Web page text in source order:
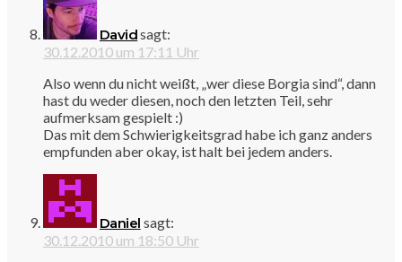
Davidsagt:
30.12.2010 um 17:11 Uhr
Also wenn du nicht weißt, „wer diese Borgia sind“, dann
hast du weder diesen, noch den letzten Teil, sehr
aufmerksam gespielt :)
Das mit dem Schwierigkeitsgrad habe ich ganz anders
empfunden aber okay, ist halt bei jedem anders.
Daniel sagt:
30.12.2010 um 18:50 Uhr